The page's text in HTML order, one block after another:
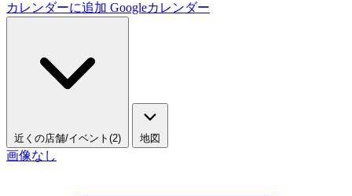
カレンダーに追加 Googleカレンダー
近くの店舗/イベント(2) 地図
画像なし